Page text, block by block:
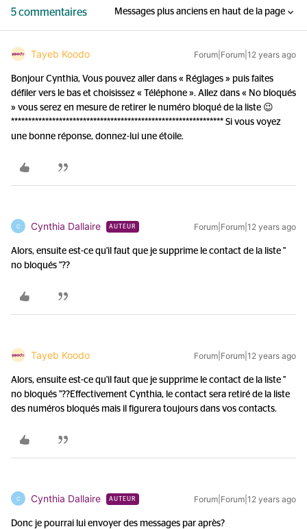
5 commentaires Messages plus anciens en haut de la page
Tayeb Koodo Forum|Forum|12 years ago
Bonjour Cynthia, Vous pouvez aller dans « Réglages » puis faites
défiler vers le bas et choisissez « Téléphone ». Allez dans « No bloqués
» vous serez en mesure de retirer le numéro bloqué de la liste 😉
************************************************************** Si vous voyez
une bonne réponse, donnez-lui une étoile.
C Cynthia Dallaire AUTEUR Forum|Forum|12 years ago
Alors, ensuite est-ce qu'il faut que je supprime le contact de la liste "
no bloqués "??
Tayeb Koodo Forum|Forum|12 years ago
Alors, ensuite est-ce qu'il faut que je supprime le contact de la liste "
no bloqués "??Effectivement Cynthia, le contact sera retiré de la liste
des numéros bloqués mais il figurera toujours dans vos contacts.
C Cynthia Dallaire AUTEUR Forum|Forum|12 years ago
Donc je pourrai lui envoyer des messages par après?